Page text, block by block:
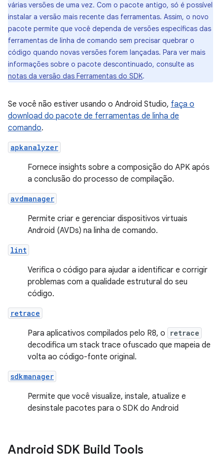
várias versões de uma vez. Com o pacote antigo, só é possível
instalar a versão mais recente das ferramentas. Assim, o novo
pacote permite que você dependa de versões específicas das
ferramentas de linha de comando sem precisar quebrar o
código quando novas versões forem lançadas. Para ver mais
informações sobre o pacote descontinuado, consulte as
notas da versão das Ferramentas do SDK.
Se você não estiver usando o Android Studio, faça o
download do pacote de ferramentas de linha de
comando.
apkanalyzer
Fornece insights sobre a composição do APK após
a conclusão do processo de compilação.
avdmanager
Permite criar e gerenciar dispositivos virtuais
Android (AVDs) na linha de comando.
lint
Verifica o código para ajudar a identificar e corrigir
problemas com a qualidade estrutural do seu
código.
retrace
Para aplicativos compilados pelo R8, o retrace
decodifica um stack trace ofuscado que mapeia de
volta ao código-fonte original.
sdkmanager
Permite que você visualize, instale, atualize e
desinstale pacotes para o SDK do Android
Android SDK Build Tools